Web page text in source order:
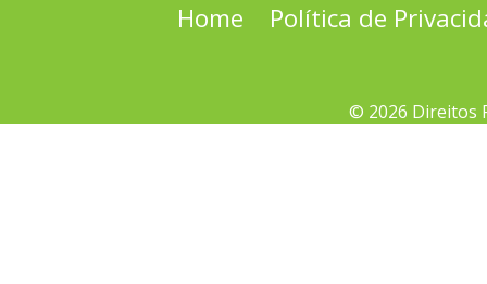
Home Política de
© 2026 Direitos